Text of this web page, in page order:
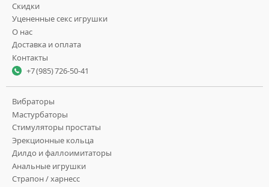
Скидки
Уцененные секс игрушки
О нас
Доставка и оплата
Контакты
+7 (985) 726-50-41
Вибраторы
Мастурбаторы
Стимуляторы простаты
Эрекционные кольца
Дилдо и фаллоимитаторы
Анальные игрушки
Страпон / харнесс